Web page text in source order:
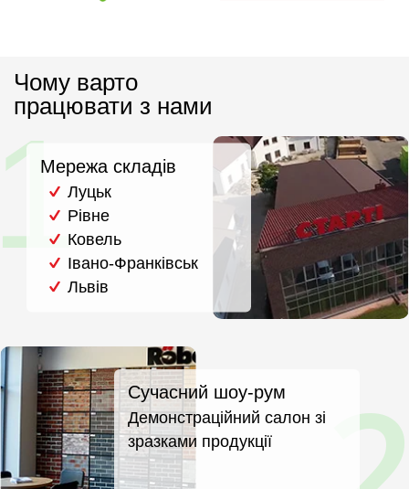
Чому варто
працювати з нами
Мережа складів
Луцьк
Рівне
Ковель
Івано-Франківськ
Львів
Сучасний шоу-рум
Демонстраційний салон зі
зразками продукції